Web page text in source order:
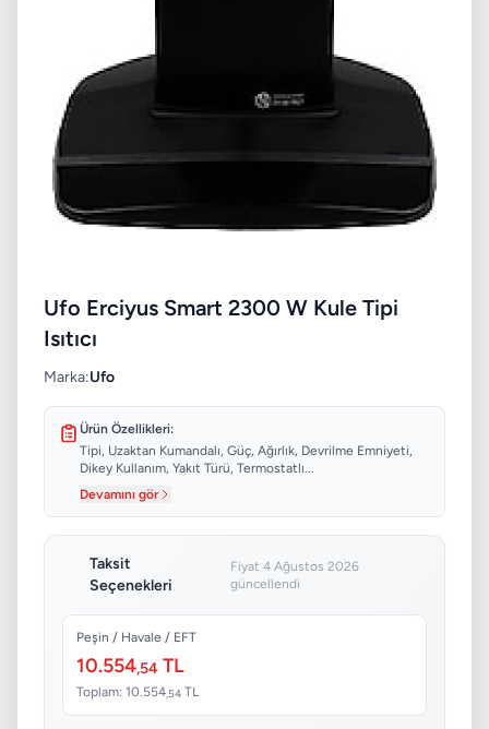
Ufo Erciyus Smart 2300 W Kule Tipi
Isıtıcı
Marka:Ufo
Ürün Özellikleri:
Tipi, Uzaktan Kumandalı, Güç, Ağırlık, Devrilme Emniyeti,
Dikey Kullanım, Yakıt Türü, Termostatlı...
Devamını gör
Taksit
Seçenekleri
Fiyat 4 Ağustos 2026
güncellendi
Peşin / Havale / EFT
10.554,54 TL
Toplam: 10.554 ,54 TL